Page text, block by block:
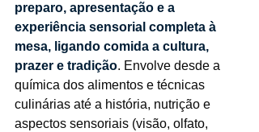
preparo, apresentação e a
experiência sensorial completa à
mesa, ligando comida a cultura,
prazer e tradição. Envolve desde a
química dos alimentos e técnicas
culinárias até a história, nutrição e
aspectos sensoriais (visão, olfato,